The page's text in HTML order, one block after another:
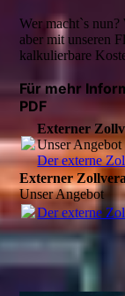
Wer macht`s
aber mit unseren
kalkulierbare
Für mehr
PDF
Externer
Unser Angebot
Der externe
Externer
Unser Angebot
Der externe